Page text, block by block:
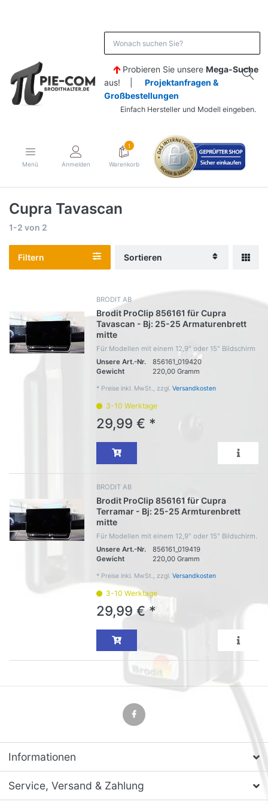
Probieren Sie unsere Mega-Suche
aus! | Projektanfragen &
Großbestellungen
Einfach Hersteller und Modell eingeben.
Menü Anmelden
1
Warenkorb
Cupra Tavascan
1-2 von 2
Filtern Sortieren
BRODIT AB
Brodit ProClip 856161 für Cupra
Tavascan - Bj: 25-25 Armaturenbrett
mitte
Für Modellen mit einem 12,9" oder 15" Bildschirm
Unsere Art.-Nr.
856161_019420
Gewicht
220,00 Gramm
* Preise inkl. MwSt., zzgl. Versandkosten
3-10 Werktage
29,99 € *
BRODIT AB
Brodit ProClip 856161 für Cupra
Terramar - Bj: 25-25 Armturenbrett
mitte
Für Modellen mit einem 12,9" oder 15" Bildschirm.
Unsere Art.-Nr.
856161_019419
Gewicht
220,00 Gramm
* Preise inkl. MwSt., zzgl. Versandkosten
3-10 Werktage
29,99 € *
Informationen
Service, Versand & Zahlung